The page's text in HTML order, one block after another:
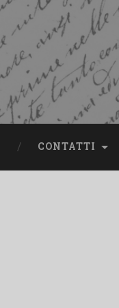
CONTATTI